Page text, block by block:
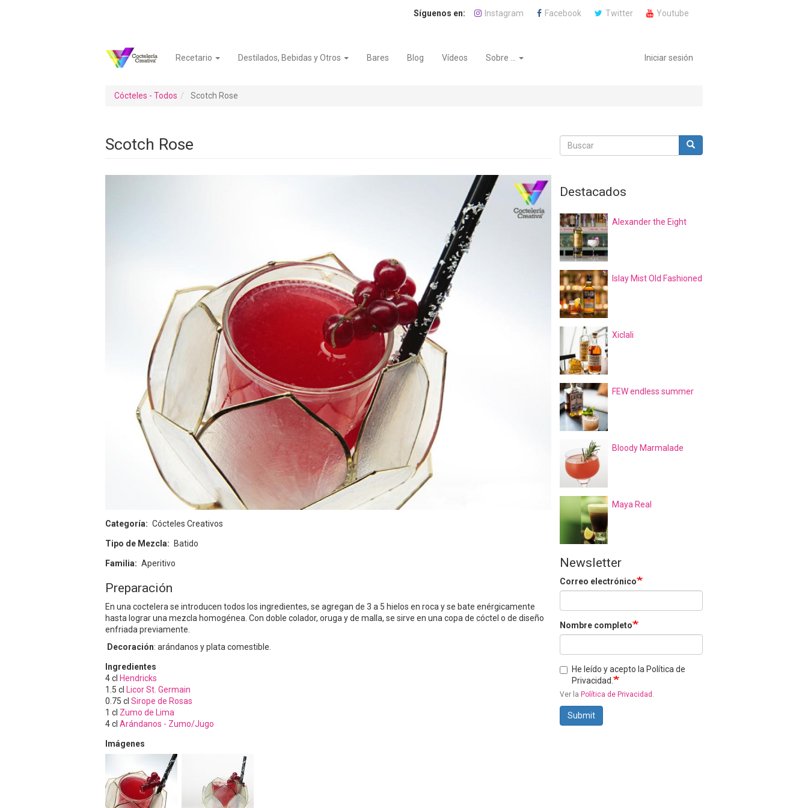
Instagram Facebook Twitter Youtube
NavegaciónRecetario Destilados, Bebidas y Otros Bares Blog Vídeos Sobre ...
Menú
cuenta
de
Iniciar sesión
Cócteles - Todos Scotch Rose
Scotch Rose
Categoría Cócteles Creativos
Tipo de Mezcla Batido
Familia Aperitivo
Preparación
En una coctelera se introducen todos los ingredientes, se agregan de 3 a 5 hielos en roca y se bate enérgicamente
hasta lograr una mezcla homogénea. Con doble colador, oruga y de malla, se sirve en una copa de cóctel o de diseño
enfriada previamente.
Decoración: arándanos y plata comestible.
Ingredientes
4cl Hendricks
1.5 cl
Licor St. Germain
0.75 cl Sirope de Rosas
1 cl Zumo de Lima
4cl Arándanos - Zumo/Jugo
Imágenes
Buscar
Buscar Buscar
Destacados
Alexander the Eight
Islay Mist Old Fashioned
Xiclali
FEW endless summer
Bloody Marmalade
Maya Real
Newsletter
Correo electrónico
Nombre completo
He leído y acepto la Política de
Privacidad.
Ver la Política de Privacidad .
Submit